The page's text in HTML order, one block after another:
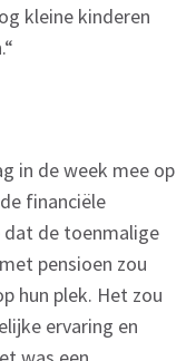
kleine kinderen
in de week mee op
financiële
de toenmalige
pensioen zou
hun plek. Het zou
ervaring en